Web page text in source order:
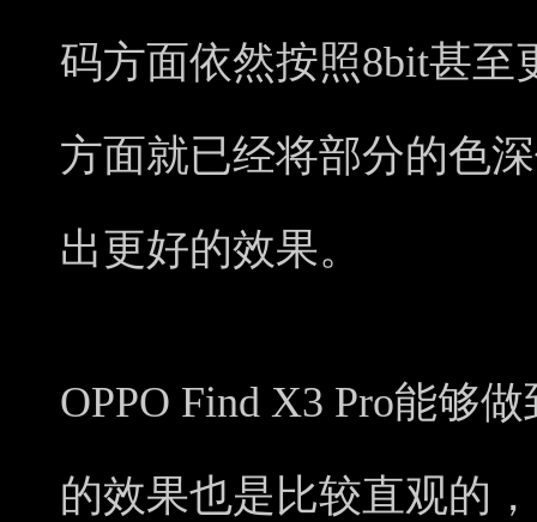
码方面依然按照8bit甚至
方面就已经将部分的色
出更好的效果。
OPPO Find X3 Pro能够
的效果也是比较直观的